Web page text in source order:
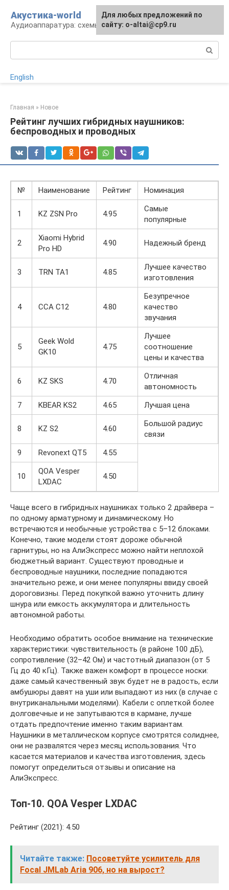
контенту
Акустика-world
Аудиоаппаратура: схемы и работа
English
Главная » Новое
Рейтинг лучших гибридных наушников:
беспроводных и проводных
№ Наименование Рейтинг Номинация
1 KZ ZSN Pro 4.95
Самые
популярные
2
Xiaomi Hybrid
Pro HD
4.90 Надежный бренд
3 TRN TA1 4.85
Лучшее качество
изготовления
4 CCA C12 4.80
Безупречное
качество
звучания
5
Geek Wold
GK10
4.75
Лучшее
соотношение
цены и качества
6 KZ SKS 4.70
Отличная
автономность
7
KBEAR KS2 4.65 Лучшая цена
8 KZ S2 4.60
Большой радиус
связи
9
Revonext QT5 4.55
10
QOA Vesper
LXDAC
4.50
Чаще всего в гибридных наушниках только 2 драйвера –
по одному арматурному и динамическому. Но
встречаются и необычные устройства с 5–12 блоками.
Конечно, такие модели стоят дороже обычной
гарнитуры, но на АлиЭкспресс можно найти неплохой
бюджетный вариант. Существуют проводные и
беспроводные наушники, последние попадаются
значительно реже, и они менее популярны ввиду своей
дороговизны. Перед покупкой важно уточнить длину
шнура или емкость аккумулятора и длительность
автономной работы.
Необходимо обратить особое внимание на технические
характеристики: чувствительность (в районе 100 дБ),
сопротивление (32–42 Ом) и частотный диапазон (от 5
Гц до 40 кГц). Также важен комфорт в процессе носки:
даже самый качественный звук будет не в радость, если
амбушюры давят на уши или выпадают из них (в случае с
внутриканальными моделями). Кабели с оплеткой более
долговечные и не запутываются в кармане, лучше
отдать предпочтение именно таким вариантам.
Наушники в металлическом корпусе смотрятся солиднее,
они не развалятся через месяц использования. Что
касается материалов и качества изготовления, здесь
помогут определиться отзывы и описание на
АлиЭкспресс.
Топ-10. QOA Vesper LXDAC
Рейтинг (2021): 4.50
Читайте также: Посоветуйте усилитель для
Focal JMLab Aria 906, но на вырост?
Для любых предложений по
сайту: o-altai@cp9.ru